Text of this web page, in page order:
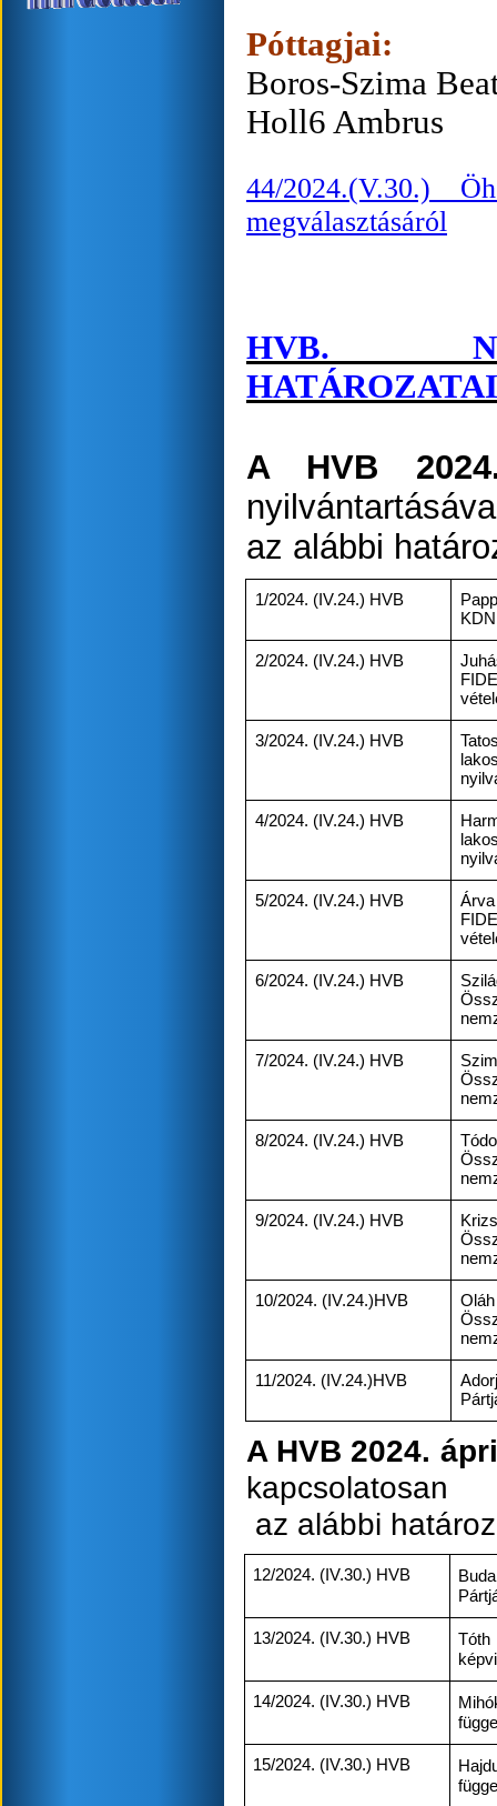
Póttagjai:
Boros-Szima
Holl6
44/2024.(V.30.)
megválasztásáról
HVB.
A HVB
az alábbi
1/2024. (IV.24.) HVB
2/2024. (IV.24.) HVB
3/2024. (IV.24.) HVB
4/2024. (IV.24.) HVB
5/2024. (IV.24.) HVB
6/2024. (IV.24.) HVB
7/2024. (IV.24.) HVB
8/2024. (IV.24.) HVB
9/2024. (IV.24.) HVB
10/2024. (IV.24.)HVB
11/2024. (IV.24.)HVB
A HVB 2024.
kapcsolatosan
az alábbi
12/2024. (IV.30.) HVB
13/2024. (IV.30.) HVB
Tóth
14/2024. (IV.30.) HVB
15/2024. (IV.30.) HVB